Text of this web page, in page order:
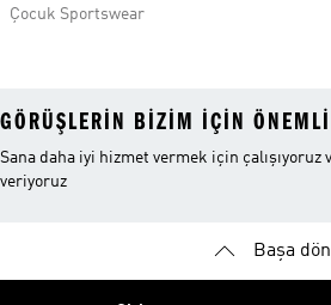
Çocuk Sportswear
GÖRÜŞLERIN BIZIM IÇIN ÖNEMLI
Sana daha iyi hizmet vermek için
veriyoruz
Başa dön